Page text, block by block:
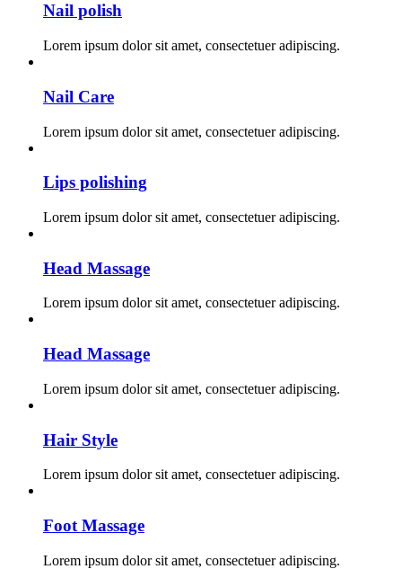
Nail polish
Lorem ipsum dolor sit amet, consectetuer adipiscing.
Nail Care
Lorem ipsum dolor sit amet, consectetuer adipiscing.
Lips polishing
Lorem ipsum dolor sit amet, consectetuer adipiscing.
Head Massage
Lorem ipsum dolor sit amet, consectetuer adipiscing.
Head Massage
Lorem ipsum dolor sit amet, consectetuer adipiscing.
Hair Style
Lorem ipsum dolor sit amet, consectetuer adipiscing.
Foot Massage
Lorem ipsum dolor sit amet, consectetuer adipiscing.